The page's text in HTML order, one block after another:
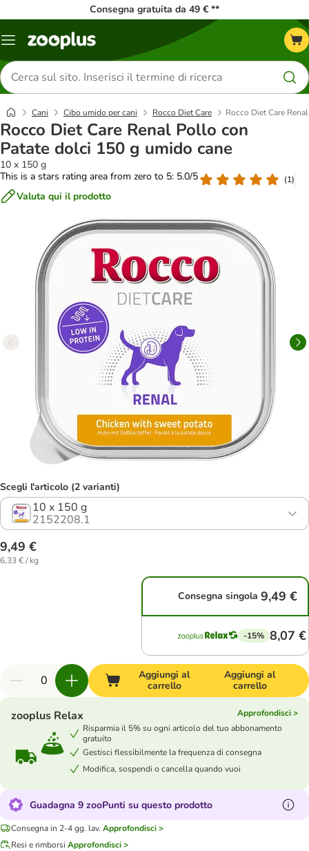
Consegna gratuita da 49 € **
Overview
Cerca
prodotti
Cani Cibo umido per cani Rocco Diet Care Rocco Diet Care
Rocco Diet Care Renal Pollo con
Patate dolci 150 g umido cane
10 x 150 g
This is a stars rating area from zero to 5: 5.0/5
(1)
Valuta qui il prodotto
Scegli l'articolo (2 varianti)
10 x 150 g
2152208.1
9,49 €
6,33 € / kg
Consegna singola 9,49 €
-15% 8,07 €
Aggiungi al
carrello
Aggiungi al
carrello
zooplus Relax
Approfondisci >
Risparmia il 5% su ogni articolo del tuo abbonamento
gratuito
Gestisci flessibilmente la frequenza di consegna
Modifica, sospendi o cancella quando vuoi
Guadagna 9 zooPunti su questo prodotto
Consegna in 2-4 gg. lav. Approfondisci >
Resi e rimborsi Approfondisci >